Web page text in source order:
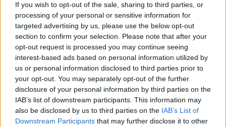
If you wish to opt-out of the sale, sharing to third parties, or
processing of your personal or sensitive information for
targeted advertising by us, please use the below opt-out
section to confirm your selection. Please note that after your
opt-out request is processed you may continue seeing
interest-based ads based on personal information utilized by
us or personal information disclosed to third parties prior to
your opt-out. You may separately opt-out of the further
disclosure of your personal information by third parties on the
IAB’s list of downstream participants. This information may
also be disclosed by us to third parties on the IAB’s List of
Downstream Participants that may further disclose it to other